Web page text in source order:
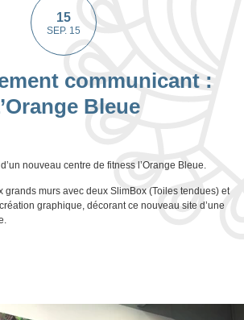
communicant :
Bleue
15
SEP. 15
nouveau centre de fitness l’Orange Bleue.
grands murs avec deux SlimBox (Toiles tendues) et
graphique, décorant ce nouveau site d’une